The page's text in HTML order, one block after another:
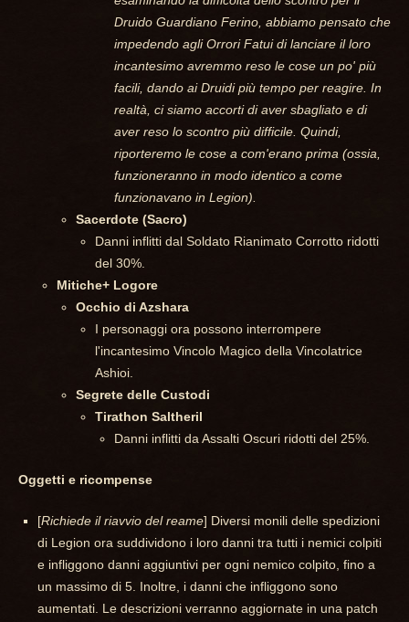
Druido Guardiano Ferino, abbiamo pensato che
impedendo agli Orrori Fatui di lanciare il loro
incantesimo avremmo reso le cose un po' più
facili, dando ai Druidi più tempo per reagire. In
realtà, ci siamo accorti di aver sbagliato e di
aver reso lo scontro più difficile. Quindi,
riporteremo le cose a com'erano prima (ossia,
funzioneranno in modo identico a come
funzionavano in Legion).
Sacerdote (Sacro)
Danni inflitti dal Soldato Rianimato Corrotto ridotti
del 30%.
Mitiche+ Logore
Occhio di Azshara
I personaggi ora possono interrompere
l'incantesimo Vincolo Magico della Vincolatrice
Ashioi.
Segrete delle Custodi
Tirathon Saltheril
Danni inflitti da Assalti Oscuri ridotti del 25%.
Oggetti e ricompense
[Richiede il riavvio del reame] Diversi monili delle spedizioni
di Legion ora suddividono i loro danni tra tutti i nemici colpiti
e infliggono danni aggiuntivi per ogni nemico colpito, fino a
un massimo di 5. Inoltre, i danni che infliggono sono
aumentati. Le descrizioni verranno aggiornate in una patch